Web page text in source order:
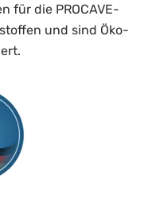
für die PROCAVE-
und sind Öko-